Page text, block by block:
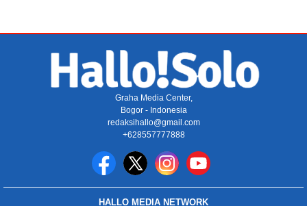
Graha Media Center,
Bogor - Indonesia
redaksihallo@gmail.com
+628557777888
HALLO MEDIA NETWORK